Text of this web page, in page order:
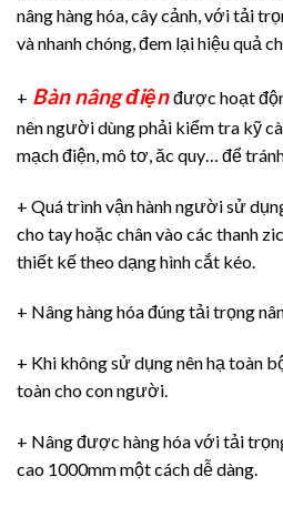
nâng hàng hóa, cây cảnh, với tải
và nhanh chóng, đem lại hiệu quả
+ Bàn nâng điện được hoạt
nên người dùng phải kiểm tra kỹ
mạch điện, mô tơ, ăc quy… để
+ Quá trình vận hành người sử
cho tay hoặc chân vào các thanh
thiết kế theo dạng hình cắt kéo.
+ Nâng hàng hóa đúng tải trọng
+ Khi không sử dụng nên hạ toàn
toàn cho con người.
+ Nâng được hàng hóa với tải
cao 1000mm một cách dễ dàng.